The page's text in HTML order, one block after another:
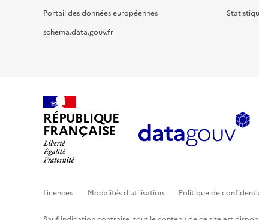
Portail des données européennes
schema.data.gouv.fr
RÉPUBLIQUE
FRANÇAISE
Licences Modalités d'utilisation Politique de